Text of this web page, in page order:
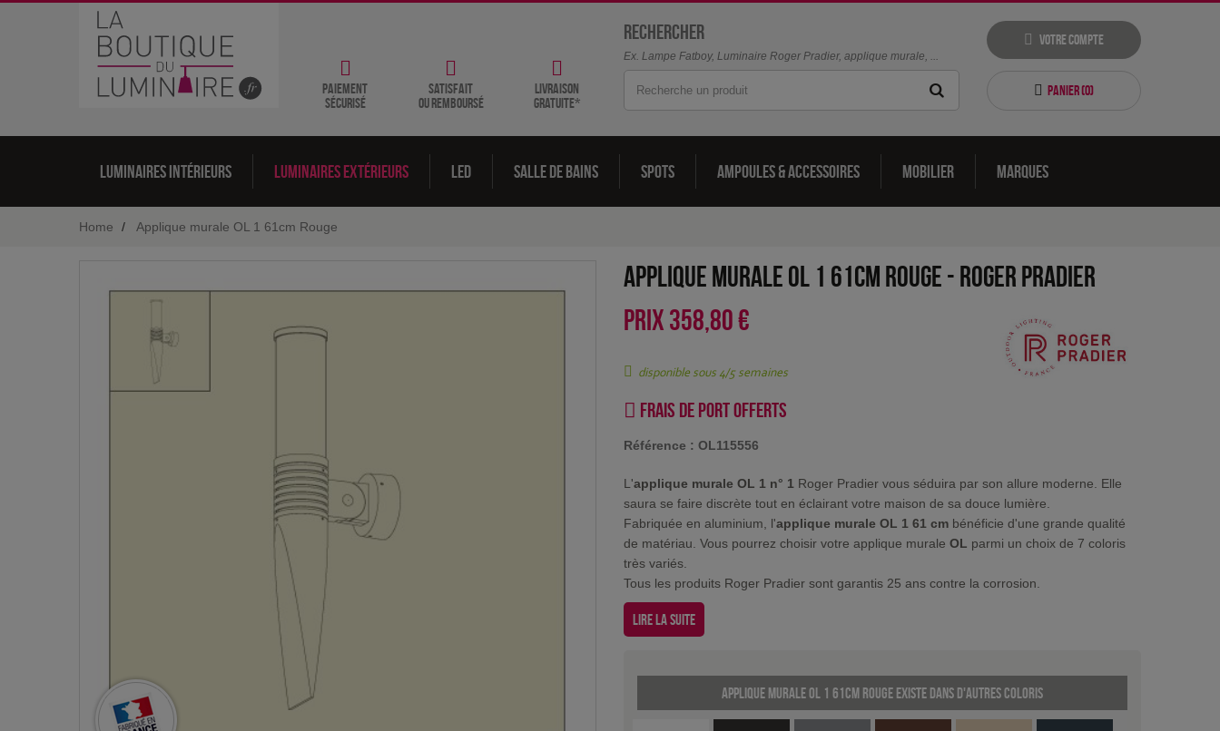
Paiement
sécurisé
satisfait
ou remboursé
livraison
gratuite*
Rechercher
Ex. Lampe Fatboy, Luminaire Roger Pradier, applique murale, ...
Votre compte
Panier (0)
Luminaires intérieurs Luminaires extérieurs LED Salle de bains Spots Ampoules & accessoires Mobilier Marques
Home Applique murale OL 1 61cm Rouge
Applique murale OL 1 61cm Rouge - Roger Pradier
PRIX 358,80 €
disponible sous 4/5 semaines
Frais de port offerts
Référence : OL115556
L'applique murale OL 1 n° 1 Roger Pradier vous séduira par son allure moderne. Elle
saura se faire discrète tout en éclairant votre maison de sa douce lumière.
Fabriquée en aluminium, l'applique murale OL 1 61 cm bénéficie d'une grande qualité
de matériau. Vous pourrez choisir votre applique murale OL parmi un choix de 7 coloris
très variés.
Tous les produits Roger Pradier sont garantis 25 ans contre la corrosion.
Lire la suite
Applique murale OL 1 61cm Rouge existe dans d'autres coloris